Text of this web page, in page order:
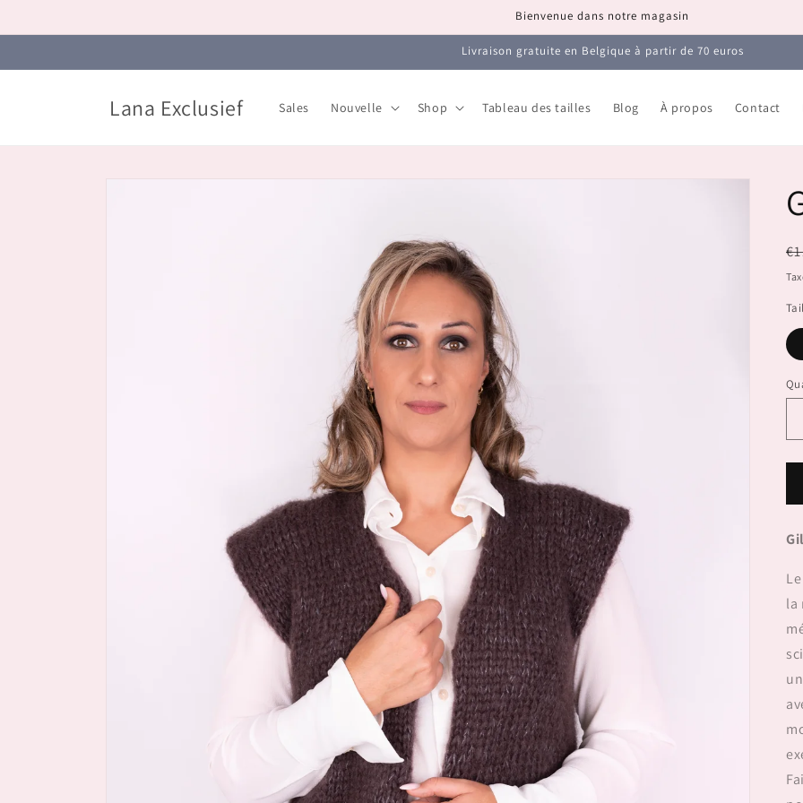
au
Bienvenue dans notre magasin
Livraison gratuite en Belgique à partir de 70 euros
Lana Exclusief Sales Nouvelle Shop Tableau des tailles Blog À propos Contact
la